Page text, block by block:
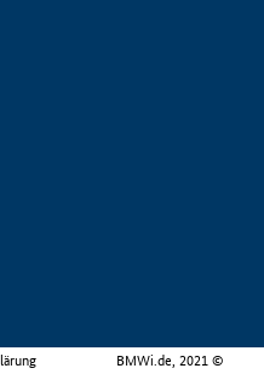
BMWi.de, 2021 ©